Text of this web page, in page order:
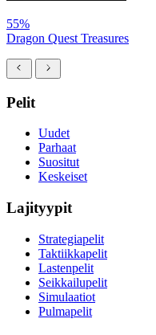
55%
Dragon Quest Treasures
Pelit
Uudet
Parhaat
Suositut
Keskeiset
Lajityypit
Strategiapelit
Taktiikkapelit
Lastenpelit
Seikkailupelit
Simulaatiot
Pulmapelit